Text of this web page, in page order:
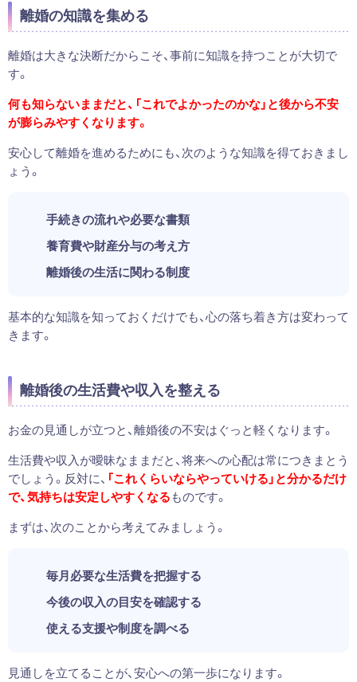
離婚の知識を集める
離婚は大きな決断だからこそ、事前に知識を持つことが大切で
す。
何も知らないままだと、「これでよかったのかな」と後から不安
が膨らみやすくなります。
安心して離婚を進めるためにも、次のような知識を得ておきまし
ょう。
手続きの流れや必要な書類
養育費や財産分与の考え方
離婚後の生活に関わる制度
基本的な知識を知っておくだけでも、心の落ち着き方は変わって
きます。
離婚後の生活費や収入を整える
お金の見通しが立つと、離婚後の不安はぐっと軽くなります。
生活費や収入が曖昧なままだと、将来への心配は常につきまとう
でしょう。反対に、 「これくらいならやっていける」と分かるだけ
で、気持ちは安定しやすくなるものです。
まずは、次のことから考えてみましょう。
毎月必要な生活費を把握する
今後の収入の目安を確認する
使える支援や制度を調べる
見通しを立てることが、安心への第一歩になります。